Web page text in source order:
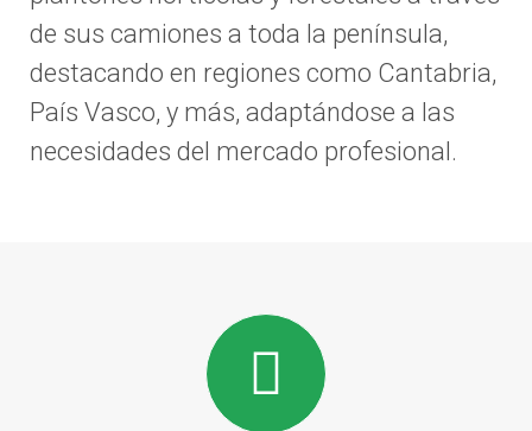
de sus camiones a toda la península,
destacando en regiones como Cantabria,
País Vasco, y más, adaptándose a las
necesidades del mercado profesional.